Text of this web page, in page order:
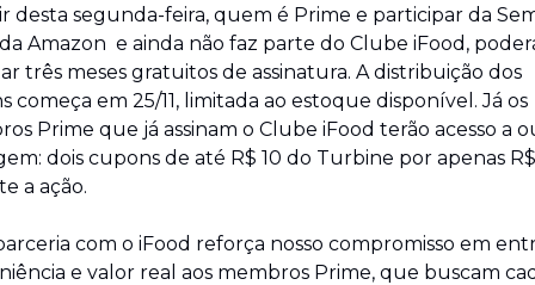
desta segunda-feira, quem é Prime e participar da
Amazon  e ainda não faz parte do Clube iFood,
três meses gratuitos de assinatura. A distribuição dos
começa em 25/11, limitada ao estoque disponível. Já os
Prime que já assinam o Clube iFood terão acesso a
dois cupons de até R$ 10 do Turbine por apenas
a ação.
com o iFood reforça nosso compromisso em
e valor real aos membros Prime, que buscam